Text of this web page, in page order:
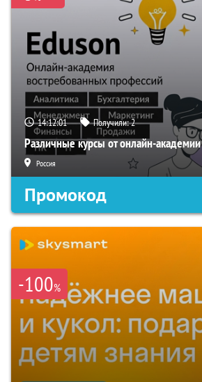
14:12:00 Получили:2
Различные курсы от онлайн-
Россия
Промокод
-100%